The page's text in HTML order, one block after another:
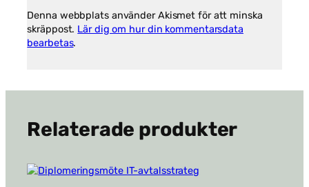
Denna webbplats använder Akismet för att minska
skräppost. Lär dig om hur din kommentarsdata
bearbetas.
Relaterade produkter